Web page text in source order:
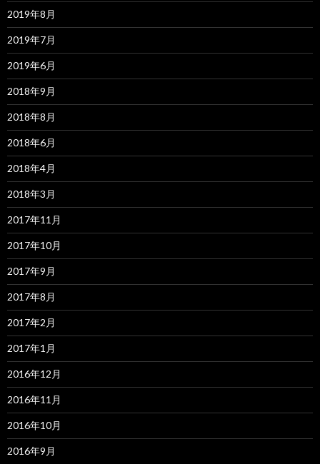
2019年8月
2019年7月
2019年6月
2018年9月
2018年8月
2018年6月
2018年4月
2018年3月
2017年11月
2017年10月
2017年9月
2017年8月
2017年2月
2017年1月
2016年12月
2016年11月
2016年10月
2016年9月